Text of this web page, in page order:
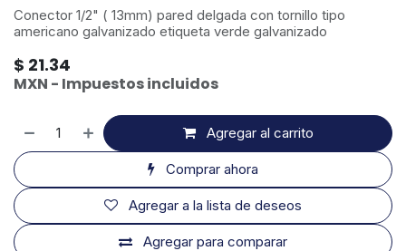
Conector 1/2" ( 13mm) pared delgada con tornillo tipo
americano galvanizado etiqueta verde galvanizado
$ 21.34
MXN - Impuestos incluidos
Agregar al carrito
Comprar ahora
Agregar para comparar
Agregar a la lista de deseos